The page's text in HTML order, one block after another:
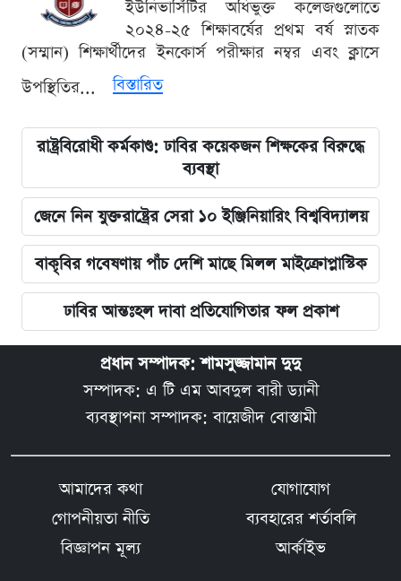
ইউনিভার্সিটির অধিভুক্ত কলেজগুলোতে
২০২৪-২৫ শিক্ষাবর্ষের প্রথম বর্ষ স্নাতক
(সম্মান) শিক্ষার্থীদের ইনকোর্স পরীক্ষার নম্বর এবং ক্লাসে
উপস্থিতির...
বিস্তারিত
রাষ্ট্রবিরোধী কর্মকাণ্ড: ঢাবির কয়েকজন শিক্ষকের বিরুদ্ধে
ব্যবস্থা
জেনে নিন যুক্তরাষ্ট্রের সেরা ১০ ইঞ্জিনিয়ারিং বিশ্ববিদ্যালয়
বাকৃবির গবেষণায় পাঁচ দেশি মাছে মিলল মাইক্রোপ্লাস্টিক
ঢাবির আন্তঃহল দাবা প্রতিযোগিতার ফল প্রকাশ
প্রধান সম্পাদক: শামসুজ্জামান দুদু
সম্পাদক: এ টি এম আবদুল বারী ড্যানী
ব্যবস্থাপনা সম্পাদক: বায়েজীদ বোস্তামী
আমাদের কথা
যোগাযোগ
গোপনীয়তা নীতি
ব্যবহারের শর্তাবলি
বিজ্ঞাপন মূল্য
আর্কাইভ